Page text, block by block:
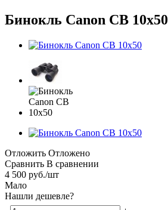
Бинокль Canon CB 10x50
Отложить Отложено
Сравнить В сравнении
4 500 руб./шт
Мало
Нашли дешевле?